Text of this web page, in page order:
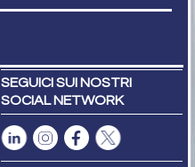
SEGUICI SUI NOSTRI
SOCIAL NETWORK